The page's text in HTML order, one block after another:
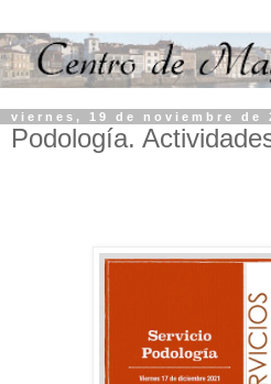
viernes, 19 de noviembre de
Podología.